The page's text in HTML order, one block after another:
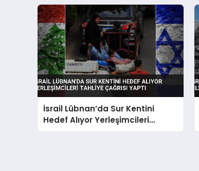
İsrail Lübnan’da Sur Kentini
Hedef Alıyor Yerleşimcileri
Tahliye Çağrısı Yaptı